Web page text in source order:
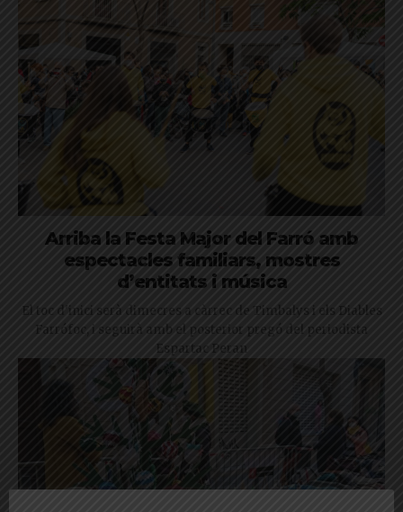
Arriba la Festa Major del Farró amb
espectacles familiars, mostres
d’entitats i música
El toc d'inici serà dimecres a càrrec de Timbalys i els Diables
Farrófoc, i seguirà amb el posterior pregó del periodista
Espartac Peran